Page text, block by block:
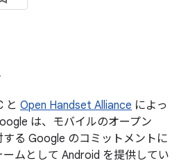
と Open Handset Alliance によっ
は、モバイルのオープン
る Google のコミットメントに
ムとして Android を提供してい